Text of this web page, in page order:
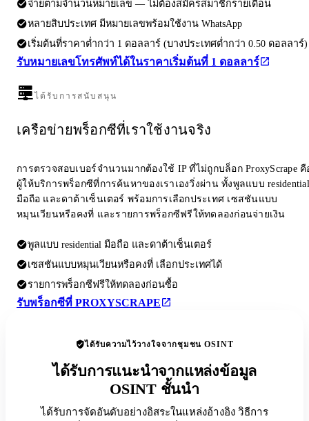
จ่ายตามจำนวนหมายเลข — ไม่ต้องสมัครสมาชิกรายเดือน
หลายสิบประเทศ มีหมายเลขพร้อมใช้งาน WhatsApp
เริ่มต้นที่ราคาต่ำกว่า 1 ดอลลาร์ (บางประเทศต่ำกว่า 0.50 ดอลลาร์)
รับหมายเลขโทรศัพท์ได้ในราคาเริ่มต้นที่ 1 ดอลลาร์
ได้รับการสนับสนุน
เครือข่ายพร็อกซีที่เราใช้งานจริง
การตรวจสอบเบอร์จำนวนมากต้องใช้ IP ที่ไม่ถูกบล็อก ProxyScrape คื
ผู้ให้บริการพร็อกซีที่การค้นหาของเราเองวิ่งผ่าน ทั้งพูลแบบ residential
มือถือ และดาต้าเซ็นเตอร์ พร้อมการเลือกประเทศ เซสชันแบบ
หมุนเวียนหรือคงที่ และรายการพร็อกซีฟรีให้ทดลองก่อนจ่ายเงิน
พูลแบบ residential มือถือ และดาต้าเซ็นเตอร์
เซสชันแบบหมุนเวียนหรือคงที่ เลือกประเทศได้
รายการพร็อกซีฟรีให้ทดลองก่อนซื้อ
รับพร็อกซีที่ PROXYSCRAPE
ได้รับความไว้วางใจจากชุมชน OSINT
ได้รับการแนะนำจากแหล่งข้อมูล
OSINT ชั้นนำ
ได้รับการจัดอันดับอย่างอิสระในแหล่งอ้างอิง วิธีการ